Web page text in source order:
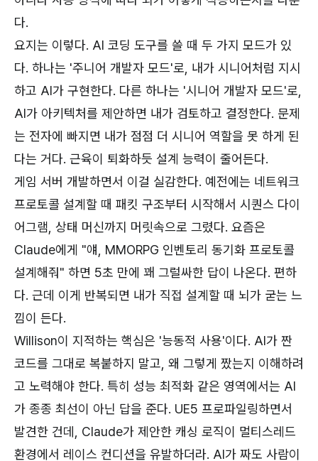
다.
요지는 이렇다. AI 코딩 도구를 쓸 때 두 가지 모드가 있
다. 하나는 '주니어 개발자 모드'로, 내가 시니어처럼 지시
하고 AI가 구현한다. 다른 하나는 '시니어 개발자 모드'로,
AI가 아키텍처를 제안하면 내가 검토하고 결정한다. 문제
는 전자에 빠지면 내가 점점 더 시니어 역할을 못 하게 된
다는 거다. 근육이 퇴화하듯 설계 능력이 줄어든다.
게임 서버 개발하면서 이걸 실감한다. 예전에는 네트워크
프로토콜 설계할 때 패킷 구조부터 시작해서 시퀀스 다이
어그램, 상태 머신까지 머릿속으로 그렸다. 요즘은
Claude에게 "얘, MMORPG 인벤토리 동기화 프로토콜
설계해줘" 하면 5초 만에 꽤 그럴싸한 답이 나온다. 편하
다. 근데 이게 반복되면 내가 직접 설계할 때 뇌가 굳는 느
낌이 든다.
Willison이 지적하는 핵심은 '능동적 사용'이다. AI가 짠
코드를 그대로 복붙하지 말고, 왜 그렇게 짰는지 이해하려
고 노력해야 한다. 특히 성능 최적화 같은 영역에서는 AI
가 종종 최선이 아닌 답을 준다. UE5 프로파일링하면서
발견한 건데, Claude가 제안한 캐싱 로직이 멀티스레드
환경에서 레이스 컨디션을 유발하더라. AI가 짜도 사람이